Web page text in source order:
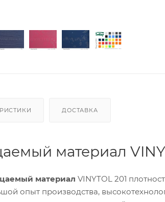
ДОСТАВКА
материал
материал VINYTOL 201
опыт производства,